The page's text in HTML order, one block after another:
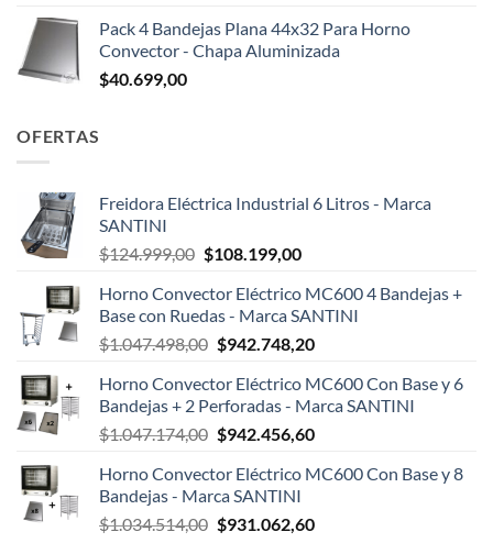
Pack 4 Bandejas Plana 44x32 Para Horno
Convector - Chapa Aluminizada
$40.699,00
OFERTAS
Freidora Eléctrica Industrial 6 Litros - Marca
SANTINI
$124.999,00 El
original
era:
$124.999,00.
$108.199,00El
actual
es:
$108.199,00.
Horno Convector Eléctrico MC600 4 Bandejas +
Base con Ruedas - Marca SANTINI
$1.047.498,00 El
original
era:
$1.047.498,00.
$942.748,20El
actual
es:
$942.748,20.
Horno Convector Eléctrico MC600 Con Base y 6
Bandejas + 2 Perforadas - Marca SANTINI
$1.047.174,00 El
original
era:
$1.047.174,00.
$942.456,60El
actual
$942.456,60.
Horno Convector Eléctrico MC600 Con Base y 8
Bandejas - Marca SANTINI
$1.034.514,00 El
$931.062,60El